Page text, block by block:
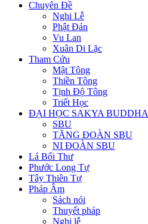
Chuyên Đề
Nghi Lễ
Phật Đản
Vu Lan
Xuân Di Lặc
Tham Cứu
Mật Tông
Thiền Tông
Tịnh Độ Tông
Triết Học
ĐẠI HỌC SAKYA BUDDHA
SBU
TĂNG ĐOÀN SBU
NI ĐOÀN SBU
Lá Bối Thư
Phước Long Tự
Tây Thiên Tự
Pháp Âm
Sách nói
Thuyết pháp
Nghi lễ